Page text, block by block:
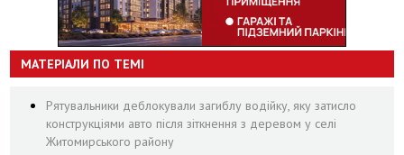
МАТЕРІАЛИ ПО ТЕМІ
Рятувальники деблокували загиблу водійку, яку затисло
конструкціями авто після зіткнення з деревом у селі
Житомирського району